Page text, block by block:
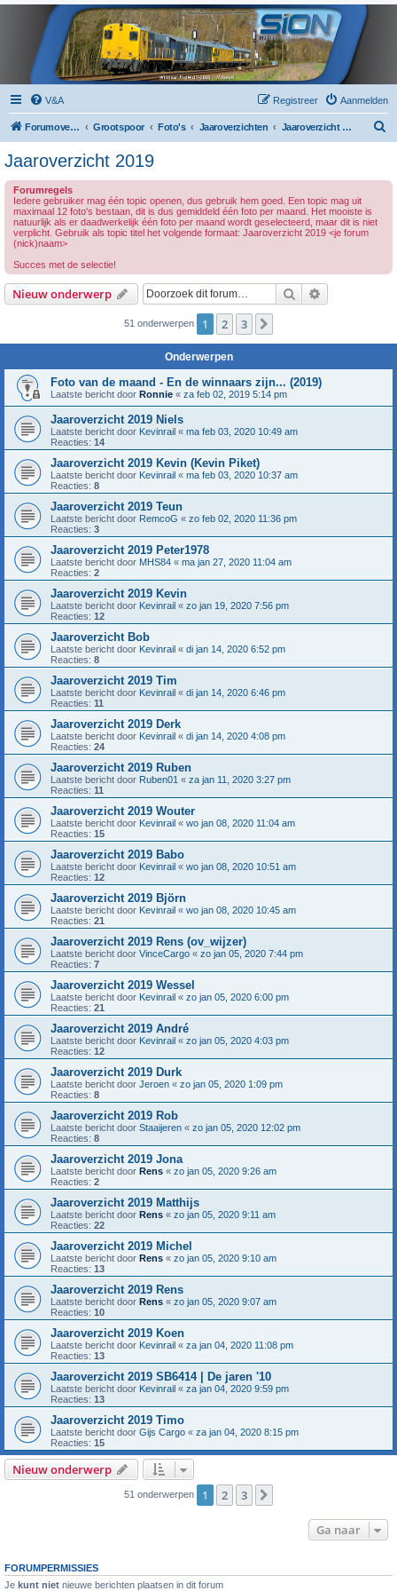
V&A Aanmelden
Registreer
Forumoverzicht Grootspoor Foto's Jaaroverzichten Jaaroverzicht 2019
Jaaroverzicht 2019
Forumregels
Iedere gebruiker mag één topic openen, dus gebruik hem goed. Een topic mag uit
maximaal 12 foto's bestaan, dit is dus gemiddeld één foto per maand. Het mooiste is
natuurlijk als er daadwerkelijk één foto per maand wordt geselecteerd, maar dit is niet
verplicht. Gebruik als topic titel het volgende formaat: Jaaroverzicht 2019 <je forum
(nick)naam>
Succes met de selectie!
Nieuw onderwerp Zoek
51 onderwerpen 1 2 3
Onderwerpen
Foto van de maand - En de winnaars zijn... (2019)
Laatste bericht door Ronnie « za feb 02, 2019 5:14 pm
Jaaroverzicht 2019 Niels
Laatste bericht door Kevinrail « ma feb 03, 2020 10:49 am
Reacties: 14
Jaaroverzicht 2019 Kevin (Kevin Piket)
Laatste bericht door Kevinrail « ma feb 03, 2020 10:37 am
Reacties: 8
Jaaroverzicht 2019 Teun
Laatste bericht door RemcoG « zo feb 02, 2020 11:36 pm
Reacties: 3
Jaaroverzicht 2019 Peter1978
Laatste bericht door MHS84 « ma jan 27, 2020 11:04 am
Reacties: 2
Jaaroverzicht 2019 Kevin
Laatste bericht door Kevinrail « zo jan 19, 2020 7:56 pm
Reacties: 12
Jaaroverzicht Bob
Laatste bericht door Kevinrail « di jan 14, 2020 6:52 pm
Reacties: 8
Jaaroverzicht 2019 Tim
Laatste bericht door Kevinrail « di jan 14, 2020 6:46 pm
Reacties: 11
Jaaroverzicht 2019 Derk
Laatste bericht door Kevinrail « di jan 14, 2020 4:08 pm
Reacties: 24
Jaaroverzicht 2019 Ruben
Laatste bericht door Ruben01 « za jan 11, 2020 3:27 pm
Reacties: 11
Jaaroverzicht 2019 Wouter
Laatste bericht door Kevinrail « wo jan 08, 2020 11:04 am
Reacties: 15
Jaaroverzicht 2019 Babo
Laatste bericht door Kevinrail « wo jan 08, 2020 10:51 am
Reacties: 12
Jaaroverzicht 2019 Björn
Laatste bericht door Kevinrail « wo jan 08, 2020 10:45 am
Reacties: 21
Jaaroverzicht 2019 Rens (ov_wijzer)
Laatste bericht door VinceCargo « zo jan 05, 2020 7:44 pm
Reacties: 7
Jaaroverzicht 2019 Wessel
Laatste bericht door Kevinrail « zo jan 05, 2020 6:00 pm
Reacties: 21
Jaaroverzicht 2019 André
Laatste bericht door Kevinrail « zo jan 05, 2020 4:03 pm
Reacties: 12
Jaaroverzicht 2019 Durk
Laatste bericht door Jeroen « zo jan 05, 2020 1:09 pm
Reacties: 8
Jaaroverzicht 2019 Rob
Laatste bericht door Staaijeren « zo jan 05, 2020 12:02 pm
Reacties: 8
Jaaroverzicht 2019 Jona
Laatste bericht door Rens « zo jan 05, 2020 9:26 am
Reacties: 2
Jaaroverzicht 2019 Matthijs
Laatste bericht door Rens « zo jan 05, 2020 9:11 am
Reacties: 22
Jaaroverzicht 2019 Michel
Laatste bericht door Rens « zo jan 05, 2020 9:10 am
Reacties: 13
Jaaroverzicht 2019 Rens
Laatste bericht door Rens « zo jan 05, 2020 9:07 am
Reacties: 10
Jaaroverzicht 2019 Koen
Laatste bericht door Kevinrail « za jan 04, 2020 11:08 pm
Reacties: 13
Jaaroverzicht 2019 SB6414 | De jaren '10
Laatste bericht door Kevinrail « za jan 04, 2020 9:59 pm
Reacties: 13
Jaaroverzicht 2019 Timo
Laatste bericht door Gijs Cargo « za jan 04, 2020 8:15 pm
Reacties: 15
Nieuw onderwerp
51 onderwerpen 1 2 3
Ga naar
FORUMPERMISSIES
Je kunt niet nieuwe berichten plaatsen in dit forum